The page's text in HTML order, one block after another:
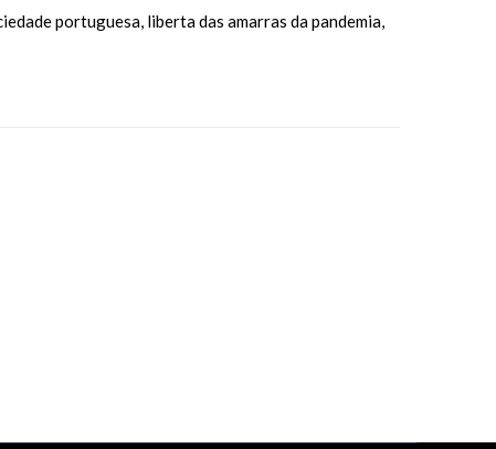
portuguesa, liberta das amarras da pandemia,